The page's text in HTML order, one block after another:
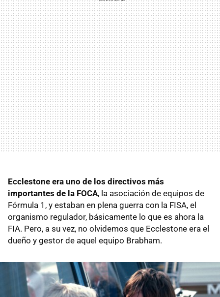
Ecclestone era uno de los directivos más
importantes de la FOCA, la asociación de equipos de
Fórmula 1, y estaban en plena guerra con la FISA, el
organismo regulador, básicamente lo que es ahora la
FIA. Pero, a su vez, no olvidemos que Ecclestone era el
dueño y gestor de aquel equipo Brabham.